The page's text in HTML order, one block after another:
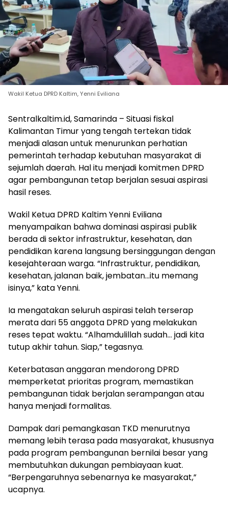
Wakil Ketua DPRD Kaltim, Yenni Eviliana
Sentralkaltim.id, Samarinda – Situasi fiskal
Kalimantan Timur yang tengah tertekan tidak
menjadi alasan untuk menurunkan perhatian
pemerintah terhadap kebutuhan masyarakat di
sejumlah daerah. Hal itu menjadi komitmen DPRD
agar pembangunan tetap berjalan sesuai aspirasi
hasil reses.
Wakil Ketua DPRD Kaltim Yenni Eviliana
menyampaikan bahwa dominasi aspirasi publik
berada di sektor infrastruktur, kesehatan, dan
pendidikan karena langsung bersinggungan dengan
kesejahteraan warga. “Infrastruktur, pendidikan,
kesehatan, jalanan baik, jembatan…itu memang
isinya,” kata Yenni.
Ia mengatakan seluruh aspirasi telah terserap
merata dari 55 anggota DPRD yang melakukan
reses tepat waktu. “Alhamdulillah sudah… jadi kita
tutup akhir tahun. Siap,” tegasnya.
Keterbatasan anggaran mendorong DPRD
memperketat prioritas program, memastikan
pembangunan tidak berjalan serampangan atau
hanya menjadi formalitas.
Dampak dari pemangkasan TKD menurutnya
memang lebih terasa pada masyarakat, khususnya
pada program pembangunan bernilai besar yang
membutuhkan dukungan pembiayaan kuat.
“Berpengaruhnya sebenarnya ke masyarakat,”
ucapnya.